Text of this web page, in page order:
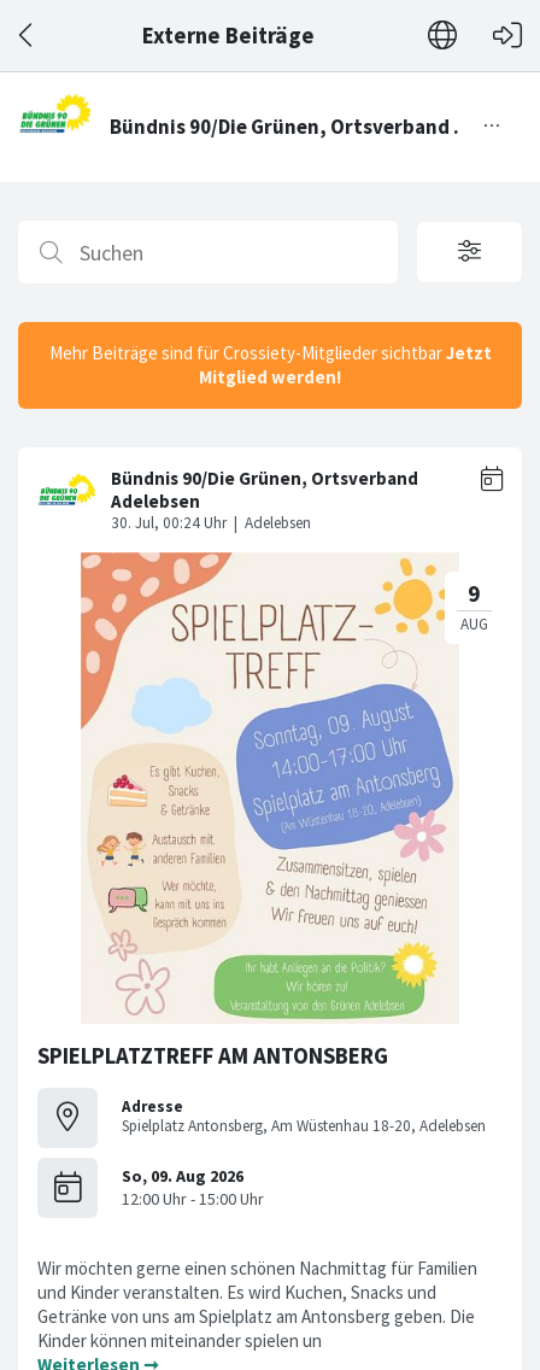
Externe Beiträge
Mehr Beiträge sind für Crossiety-Mitglieder sichtbarJetzt
Mitglied werden!
SPIELPLATZTREFF AM ANTONSBERG
Adresse
Spielplatz Antonsberg, Am Wüstenhau 18-20, Adelebsen
Wir möchten gerne einen schönen Nachmittag für Familien
und Kinder veranstalten. Es wird Kuchen, Snacks und
Getränke von uns am Spielplatz am Antonsberg geben. Die
Kinder können miteinander spielen un
Weiterlesen ➞